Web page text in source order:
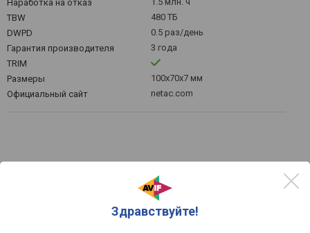
Здравствуйте!
Наработка на отказ
TBW
480 ТБ
DWPD
0.5 раз/день
Гарантия производителя
3 года
TRIM
Размеры
100x70x7 мм
Официальный сайт
netac.com
Цены на Netac SA500 NT01SA500-1T0-
S3X - выбрать интернет-магазин
по цене